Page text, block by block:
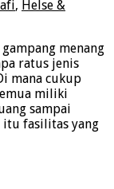
, Helse &
menang
ratus jenis
mana cukup
miliki
sampai
itu fasilitas yang